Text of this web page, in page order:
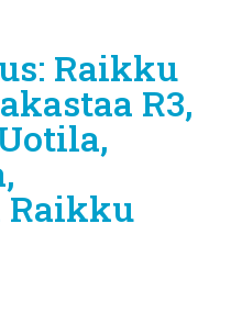
Raikku
R3,
Raikku